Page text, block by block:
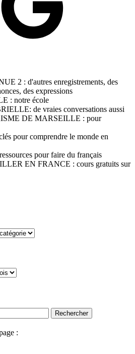
2 : d'autres enregistrements, des
des expressions
: notre école
de vraies conversations aussi
DE MARSEILLE : pour
pour comprendre le monde en
pour faire du français
EN FRANCE : cours gratuits sur
: